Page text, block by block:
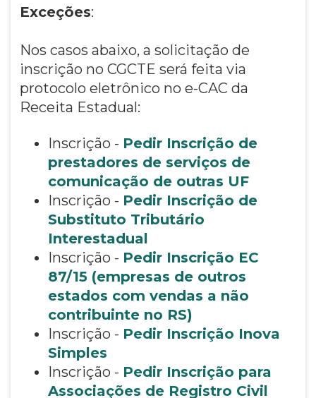
Exceções:
Nos casos abaixo, a solicitação de
inscrição no CGCTE será feita via
protocolo eletrônico no e-CAC da
Receita Estadual:
Inscrição - Pedir Inscrição de
prestadores de serviços de
comunicação de outras UF
Inscrição - Pedir Inscrição de
Substituto Tributário
Interestadual
Inscrição - Pedir Inscrição EC
87/15 (empresas de outros
estados com vendas a não
contribuinte no RS)
Inscrição - Pedir Inscrição Inova
Simples
Inscrição - Pedir Inscrição para
Associações de Registro Civil